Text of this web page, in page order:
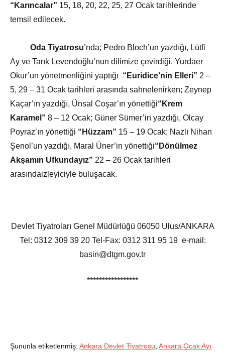
“Karıncalar” 15, 18, 20, 22, 25, 27 Ocak tarihlerinde
temsil edilecek.
Oda Tiyatrosu’nda; Pedro Bloch’un yazdığı, Lütfi
Ay ve Tarık Levendoğlu’nun dilimize çevirdiği, Yurdaer
Okur’un yönetmenliğini yaptığı “Euridice’nin Elleri” 2 –
5, 29 – 31 Ocak tarihleri arasında sahnelenirken; Zeynep
Kaçar’ın yazdığı, Ünsal Coşar’ın yönettiği“Krem
Karamel” 8 – 12 Ocak; Güner Sümer’in yazdığı, Olcay
Poyraz’ın yönettiği “Hüzzam” 15 – 19 Ocak; Nazlı Nihan
Şenol’un yazdığı, Maral Üner’in yönettiği“Dönülmez
Akşamın Ufkundayız” 22 – 26 Ocak tarihleri
arasındaizleyiciyle buluşacak.
Devlet Tiyatroları Genel Müdürlüğü 06050 Ulus/ANKARA
Tel: 0312 309 39 20 Tel-Fax: 0312 311 95 19 e-mail:
basin@dtgm.gov.tr
*****************
Şununla etiketlenmiş: Ankara Devlet Tiyatrosu Ankara Ocak Ayı